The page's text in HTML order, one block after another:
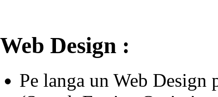
Web Design :
Pe langa un Web